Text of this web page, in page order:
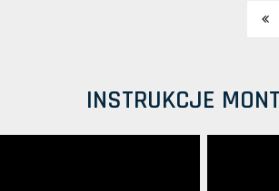
INSTRUKCJE